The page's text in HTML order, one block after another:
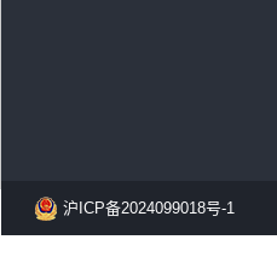
沪ICP备2024099018号-1